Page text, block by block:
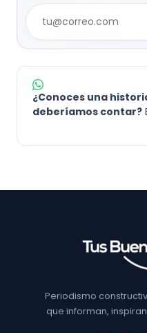
¿Conoces una
deberíamos contar?
Periodismo
que informan,